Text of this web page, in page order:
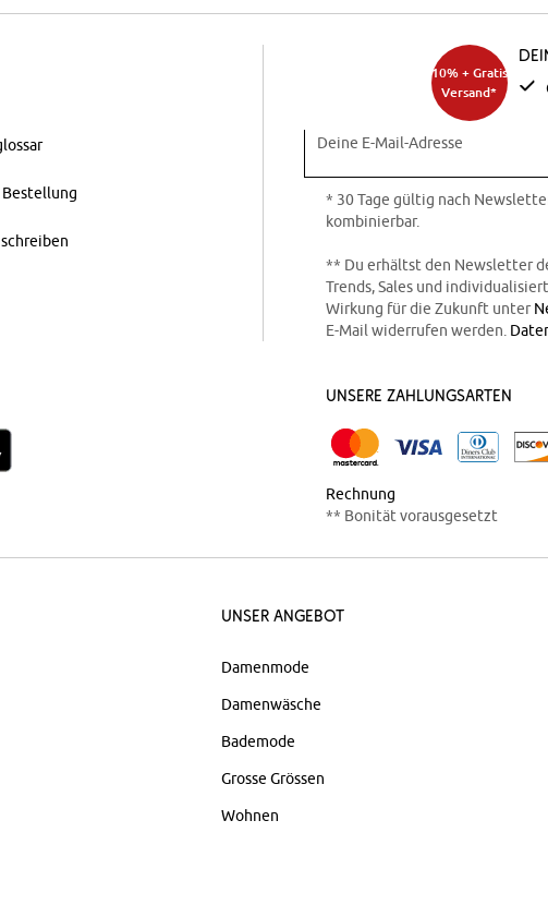
10% + Gratis
Versand*
Deine E-Mail-Adresse
* 30 Tage gültig nach
kombinierbar.
** Du erhältst den Newsletter
Trends, Sales und
Wirkung für die Zukunft unter
E-Mail widerrufen werden.
Unsere Zahlungsarten
Rechnung
** Bonität vorausgesetzt
Unser Angebot
Damenmode
Damenwäsche
Bademode
Grosse Grössen
Wohnen